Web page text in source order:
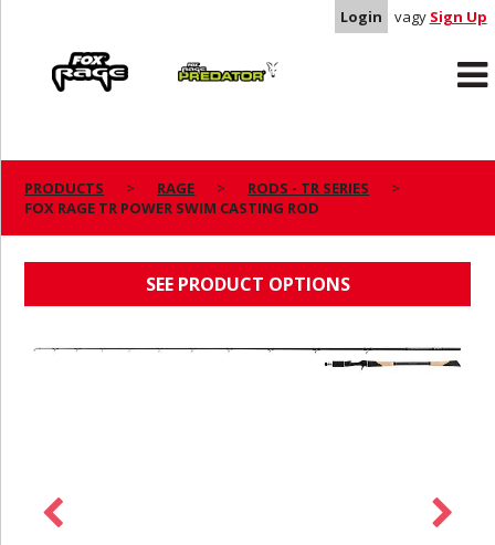
Login vagy Sign Up
Predator
PRODUCTS RAGE
RODS - TR SERIES
FOX RAGE TR POWER SWIM CASTING ROD
SEE PRODUCT OPTIONS